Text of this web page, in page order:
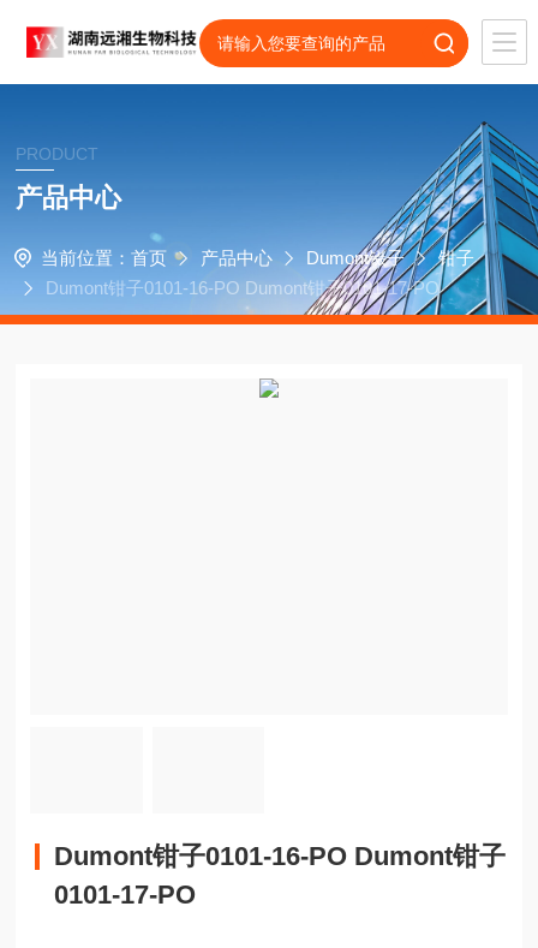
PRODUCT
产品中心
当前位置： 首页 产品中心 Dumont镊子
钳子
Dumont钳子0101-16-PO Dumont钳子0101-17-PO
Dumont钳子0101-16-PO Dumont钳子
0101-17-PO